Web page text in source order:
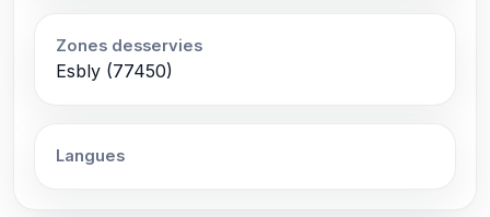
Zones desservies
Esbly (77450)
Langues